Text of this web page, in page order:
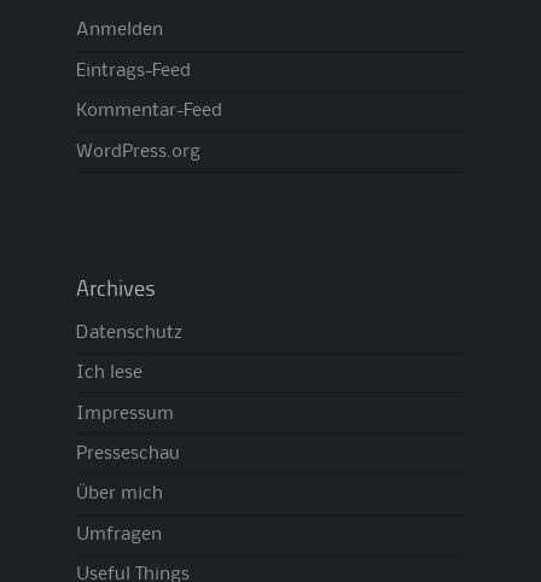
Anmelden
Eintrags-Feed
Kommentar-Feed
WordPress.org
Archives
Datenschutz
Ich lese
Impressum
Presseschau
Über mich
Umfragen
Useful Things